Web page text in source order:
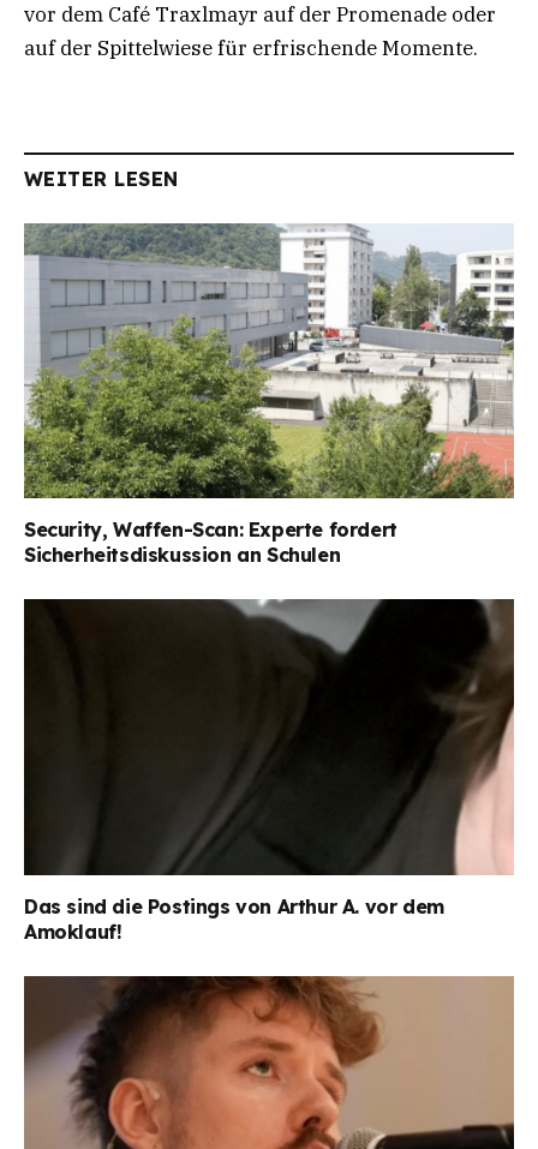
vor dem Café Traxlmayr auf der Promenade oder
auf der Spittelwiese für erfrischende Momente.
WEITER LESEN
Security, Waffen-Scan: Experte fordert
Sicherheitsdiskussion an Schulen
Das sind die Postings von Arthur A. vor dem
Amoklauf!